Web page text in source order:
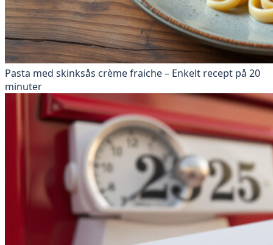
Pasta med skinksås crème fraiche – Enkelt recept på 20
minuter